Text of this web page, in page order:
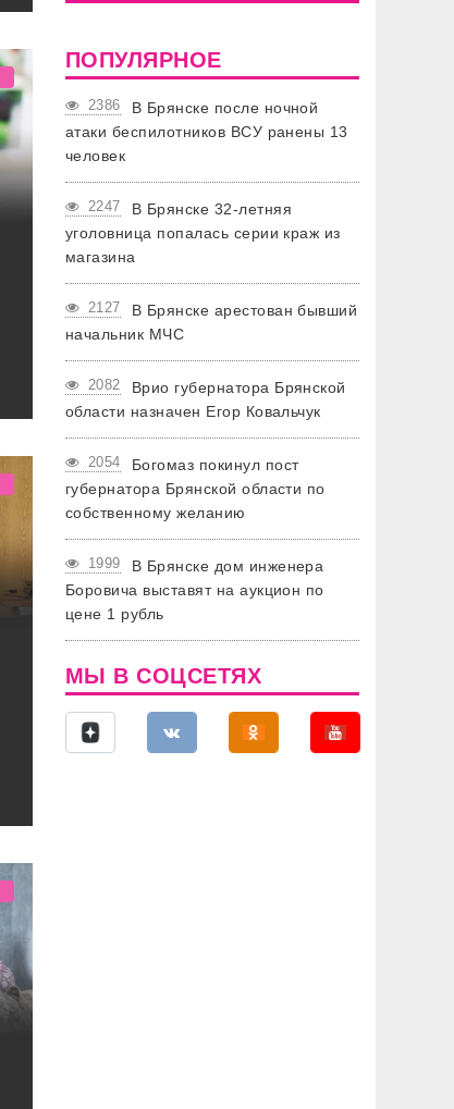
ПОПУЛЯРНОЕ
2386
В Брянске после ночной
атаки беспилотников ВСУ ранены 13
человек
2247
В Брянске 32-летняя
уголовница попалась серии краж из
магазина
2127
В Брянске арестован бывший
начальник МЧС
2082
Врио губернатора Брянской
области назначен Егор Ковальчук
2054
Богомаз покинул пост
губернатора Брянской области по
собственному желанию
1999
В Брянске дом инженера
Боровича выставят на аукцион по
цене 1 рубль
МЫ В СОЦСЕТЯХ